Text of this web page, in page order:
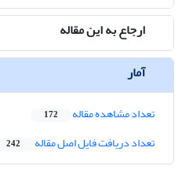
ارجاع به این مقاله
آمار
تعداد مشاهده مقاله 172
تعداد دریافت فایل اصل مقاله 242